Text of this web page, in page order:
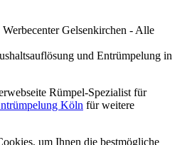
Gelsenkirchen - Alle
und Entrümpelung in
Rümpel-Spezialist für
Köln für weitere
um Ihnen die bestmögliche